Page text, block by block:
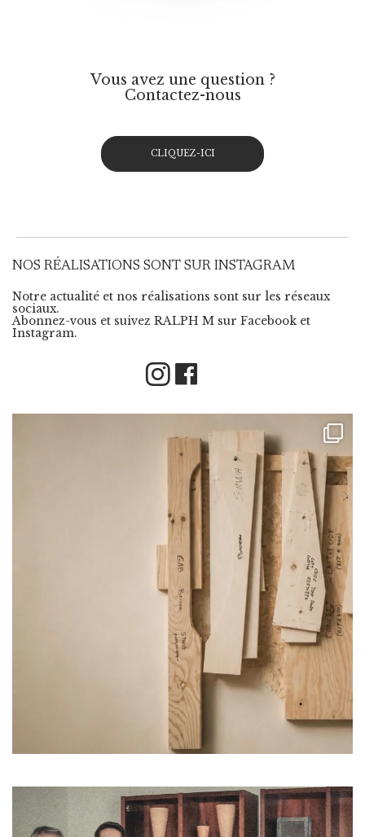
Vous avez une question ?
Contactez-nous
CLIQUEZ-ICI
NOS RÉALISATIONS SONT SUR INSTAGRAM
Notre actualité et nos réalisations sont sur les réseaux
sociaux.
Abonnez-vous et suivez RALPH M sur Facebook et
Instagram.
Instagram